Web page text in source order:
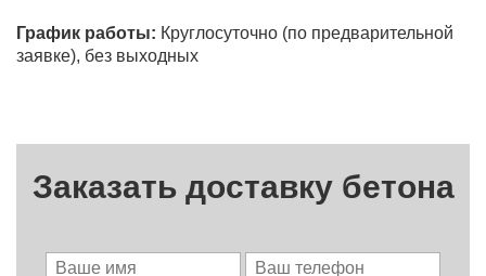
График работы: Круглосуточно (по предварительной
заявке), без выходных
Заказать доставку бетона